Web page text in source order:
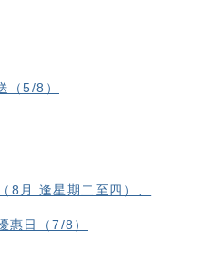
（5/8）
8月 逢星期二至四）、
惠日（7/8）